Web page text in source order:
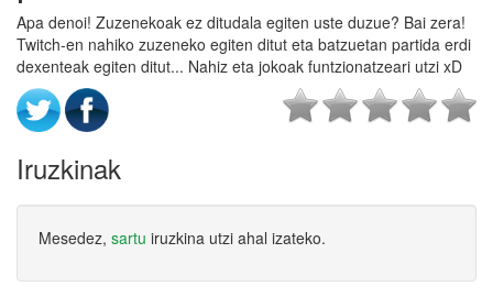
Apa denoi! Zuzenekoak ez ditudala egiten uste duzue? Bai zera!
Twitch-en nahiko zuzeneko egiten ditut eta batzuetan partida erdi
dexenteak egiten ditut... Nahiz eta jokoak funtzionatzeari utzi xD
Iruzkinak
Mesedez, sartu iruzkina utzi ahal izateko.